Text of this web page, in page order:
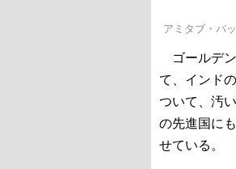
アミタブ・バ
ゴールデ
て、インド
ついて、汚
の先進国に
せている。